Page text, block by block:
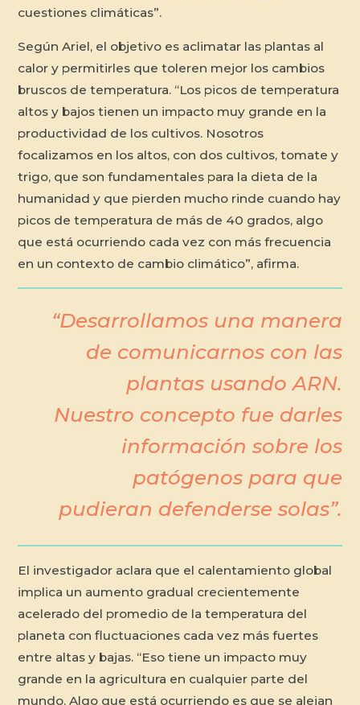
cuestiones climáticas”.
Según Ariel, el objetivo es aclimatar las plantas al
calor y permitirles que toleren mejor los cambios
bruscos de temperatura. “Los picos de temperatura
altos y bajos tienen un impacto muy grande en la
productividad de los cultivos. Nosotros
focalizamos en los altos, con dos cultivos, tomate y
trigo, que son fundamentales para la dieta de la
humanidad y que pierden mucho rinde cuando hay
picos de temperatura de más de 40 grados, algo
que está ocurriendo cada vez con más frecuencia
en un contexto de cambio climático”, afirma.
“Desarrollamos una manera
de comunicarnos con las
plantas usando ARN.
Nuestro concepto fue darles
información sobre los
patógenos para que
pudieran defenderse solas”.
El investigador aclara que el calentamiento global
implica un aumento gradual crecientemente
acelerado del promedio de la temperatura del
planeta con fluctuaciones cada vez más fuertes
entre altas y bajas. “Eso tiene un impacto muy
grande en la agricultura en cualquier parte del
mundo. Algo que está ocurriendo es que se alejan